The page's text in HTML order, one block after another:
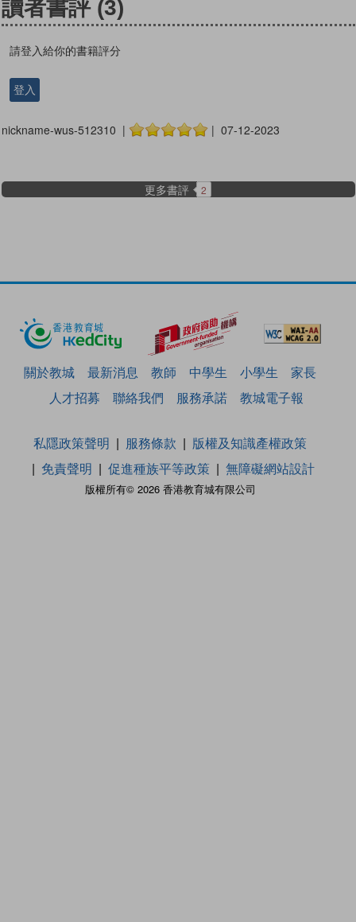
讀者書評 (3)
請登入給你的書籍評分
登入
nickname-wus-512310 | | 07-12-2023
更多書評 2
關於教城 最新消息 教師 中學生 小學生
家長
人才招募
聯絡我們 服務承諾 教城電子報
版權所有© 2026 香港教育城有限公司
私隱政策聲明 服務條款
版權及知識產權政策
免責聲明
促進種族平等政策 無障礙網站設計